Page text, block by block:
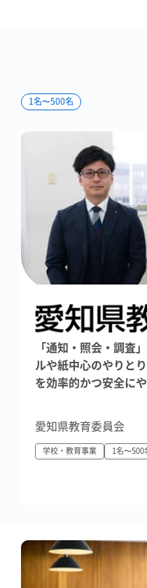
1名〜500名
「通知・照会・調査
ルや紙中心のやりと
を効率的かつ安全に
愛知県教育委員会
学校・教育事業 1名〜500